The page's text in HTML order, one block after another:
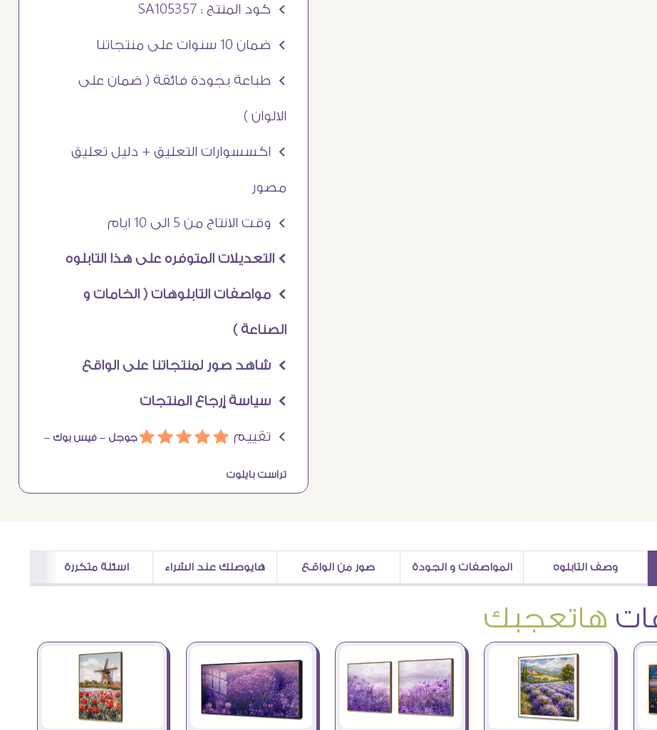
Ö كود المنتج : SA105357
Ö ضمان 10 سنوات على منتجاتنا
Ö طباعة بجودة فائقة ( ضمان على
الالوان )
Ö اكسسوارات التعليق + دليل تعليق
مصور
Ö وقت الانتاج من 5 الى 10 ايام
Ö التعديلات المتوفره على هذا التابلوه
Ö مواصفات التابلوهات ( الخامات و
الصناعة )
Ö شاهد صور لمنتجاتنا على الواقع
Ö سياسة إرجاع المنتجات
Ö تقييم áááááجوجل – فيس بوك –
تراست بايلوت
وصف التابلوه المواصفات و الجودة صور من الواقع هايوصلك عند الشراء اسئلة متكررة
هاتعجبك